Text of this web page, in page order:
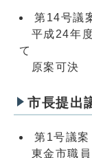
第14号議
平成24年度
て
原案可決
市長提出
第1号議案
東金市職員